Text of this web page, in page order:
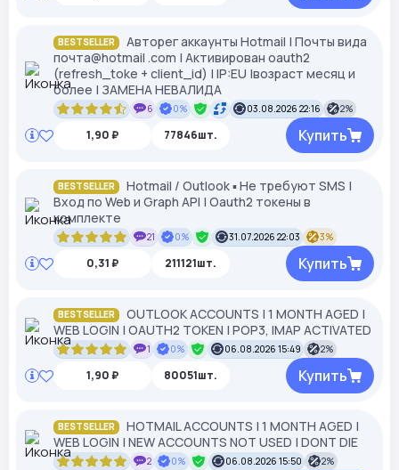
BESTSELLER
Авторег аккаунты Hotmail | Почты вида
почта@hotmail .com | Активирован oauth2
(refresh_toke + client_id) | IP:EU |возраст месяц и
более | ЗАМЕНА НЕВАЛИДА
6 0% 03.08.2026 22:16 2%
1,90 ₽ 77846шт. Купить
BESTSELLER
Hotmail / Outlook ▪︎ Не требуют SMS |
Вход по Web и Graph API | Oauth2 токены в
комплекте
21 0% 31.07.2026 22:03 3%
0,31 ₽ 211121шт. Купить
BESTSELLER
OUTLOOK ACCOUNTS | 1 MONTH AGED |
WEB LOGIN | OAUTH2 TOKEN | POP3, IMAP ACTIVATED
1 0% 06.08.2026 15:49 2%
1,90 ₽ 80051шт. Купить
BESTSELLER
HOTMAIL ACCOUNTS | 1 MONTH AGED |
WEB LOGIN | NEW ACCOUNTS NOT USED | DONT DIE
2 0% 06.08.2026 15:50 2%